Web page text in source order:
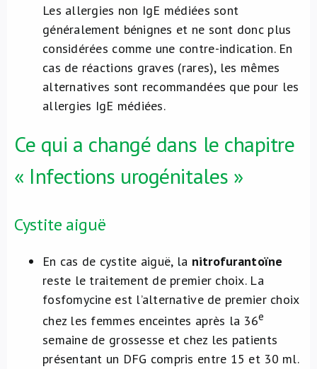
Les allergies non IgE médiées sont
généralement bénignes et ne sont donc plus
considérées comme une contre-indication. En
cas de réactions graves (rares), les mêmes
alternatives sont recommandées que pour les
allergies IgE médiées.
Ce qui a changé dans le chapitre
« Infections urogénitales »
Cystite aiguë
En cas de cystite aiguë, la nitrofurantoïne
reste le traitement de premier choix. La
fosfomycine est l’alternative de premier choix
chez les femmes enceintes après la 36e
semaine de grossesse et chez les patients
présentant un DFG compris entre 15 et 30 ml.